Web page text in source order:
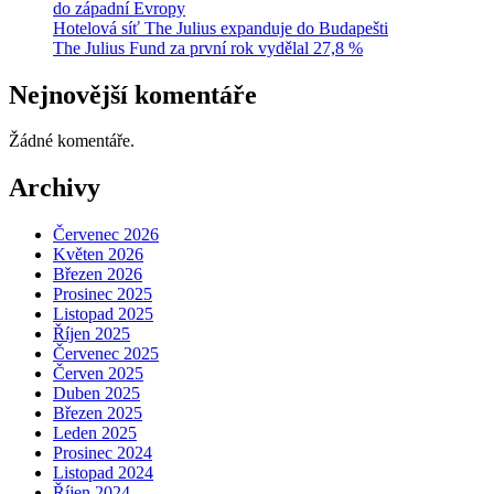
do západní Evropy
Hotelová síť The Julius expanduje do Budapešti
The Julius Fund za první rok vydělal 27,8 %
Nejnovější komentáře
Žádné komentáře.
Archivy
Červenec 2026
Květen 2026
Březen 2026
Prosinec 2025
Listopad 2025
Říjen 2025
Červenec 2025
Červen 2025
Duben 2025
Březen 2025
Leden 2025
Prosinec 2024
Listopad 2024